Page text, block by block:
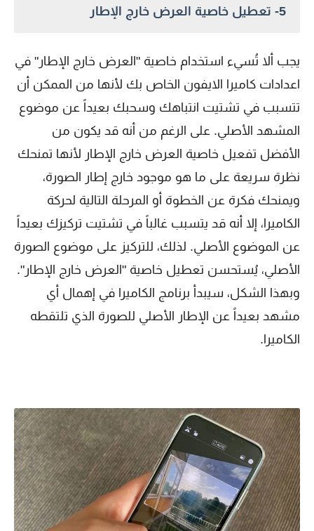
5- تعطيل خاصية العرض خارج الإطار
يجب ألا تُسيء استخدام خاصية "العرض خارج الإطار" في
اعدادات كاميرا الايفون الخاص بك لأنها من الممكن أن
تتسبب في تشتيت انتباهك وسحبك بعيداً عن موضوع
المشهد الأصلي. على الرغم من أنه قد يكون من
الأفضل تفعيل خاصية العرض خارج الإطار لأنها تمنحك
نظرة سريعة على ما هو موجود خارج إطار الصورة،
ويمنحك فكرة عن الخطوة أو المرحلة التالية لحركة
الكاميرا، إلا أنه قد يتسبب غالباً في تشتيت تركيزك بعيداً
عن الموضوع الأصلي. لذلك، للتركيز على موضوع الصورة
الأصلي، يُستحسن تعطيل خاصية "العرض خارج الإطار".
وبهذا الشكل، سيبدأ برنامج الكاميرا في إهمال أي
مشهد بعيداً عن الإطار الأصلي للصورة الذي تلتقطه
الكاميرا.